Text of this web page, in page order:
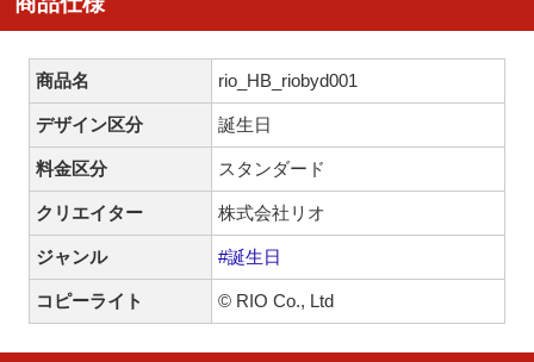
商品名 rio_HB_riobyd001
デザイン区分 誕生日
料金区分 スタンダード
クリエイター 株式会社リオ
ジャンル #誕生日
コピーライト © RIO Co., Ltd